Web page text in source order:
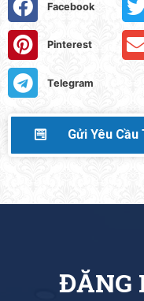
Facebook
Pinterest
Telegram
Gửi Yêu Cầu